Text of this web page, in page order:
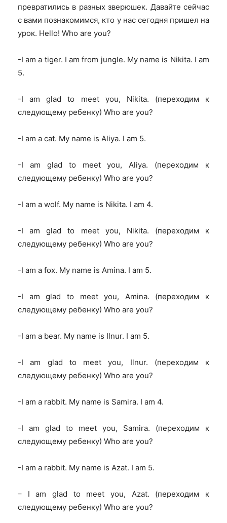
превратились в разных зверюшек. Давайте сейчас
с вами познакомимся, кто у нас сегодня пришел на
урок. Hello! Who are you?
-I am a tiger. I am from jungle. My name is Nikita. I am
5.
-I am glad to meet you, Nikita. (переходим к
следующему ребенку) Who are you?
-I am a cat. My name is Aliya. I am 5.
-I am glad to meet you, Aliya. (переходим к
следующему ребенку) Who are you?
-I am a wolf. My name is Nikita. I am 4.
-I am glad to meet you, Nikita. (переходим к
следующему ребенку) Who are you?
-I am a fox. My name is Amina. I am 5.
-I am glad to meet you, Amina. (переходим к
следующему ребенку) Who are you?
-I am a bear. My name is Ilnur. I am 5.
-I am glad to meet you, Ilnur. (переходим к
следующему ребенку) Who are you?
-I am a rabbit. My name is Samira. I am 4.
-I am glad to meet you, Samira. (переходим к
следующему ребенку) Who are you?
-I am a rabbit. My name is Azat. I am 5.
– I am glad to meet you, Azat. (переходим к
следующему ребенку) Who are you?